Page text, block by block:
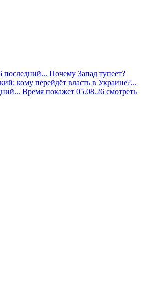
последний... Почему Запад тупеет?
кому перейдёт власть в Украине?...
Время покажет 05.08.26 смотреть